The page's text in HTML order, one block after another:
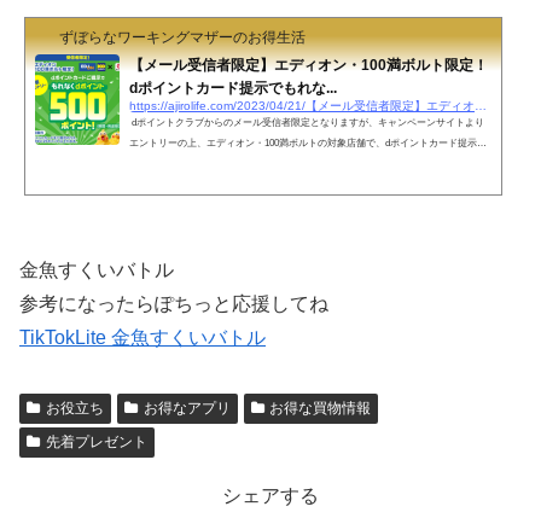
ずぼらなワーキングマザーのお得生活
【メール受信者限定】エディオン・100満ボルト限定！
dポイントカード提示でもれな...
https://ajirolife.com/2023/04/21/【メール受信者限定】エディオン・100満ボルト限
dポイントクラブからのメール受信者限定となりますが、キャンペーンサイトより
エントリーの上、エディオン・100満ボルトの対象店舗で、dポイントカード提示＆d
金魚すくいバトル
参考になったらぽちっと応援してね
TikTokLite 金魚すくいバトル
お役立ち お得なアプリ
お得な買物情報
先着プレゼント
シェアする